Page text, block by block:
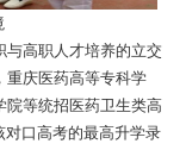
与高职人才培养的立交
重庆医药高等专科学
院等统招医药卫生类高
对口高考的最高升学录